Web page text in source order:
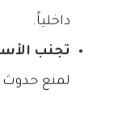
داخلياً.
تجنب
لمنع حدوث